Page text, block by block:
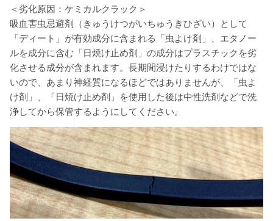
＜劣化原因：ケミカルクラック＞
吸血害虫忌避剤（きゅうけつがいちゅうきひざい）として
「ディート」が有効成分に含まれる「虫よけ剤」、エタノー
ルを成分に含む「日焼け止め剤」の成分はプラスチックを劣
化させる成分が含まれます。長期間浸けたりするわけではな
いので、あまり神経質になるほどではありませんが、「虫よ
け剤」、「日焼け止め剤」を使用した後は中性洗剤などで洗
浄してから保管するようにしてください。